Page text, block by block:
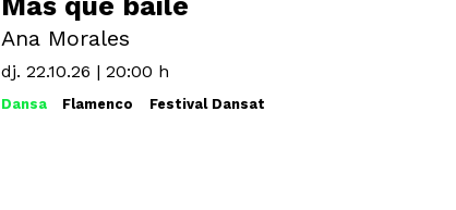
Ana Morales
dj. 22.10.26 | 20:00 h
Dansa Flamenco Festival Dansat